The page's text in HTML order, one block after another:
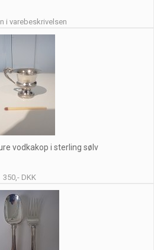
i varebeskrivelsen
vodkakop i sterling sølv
350,- DKK